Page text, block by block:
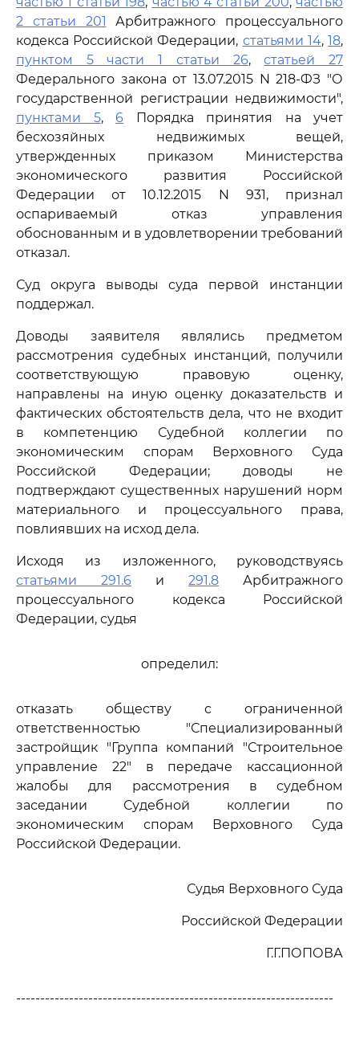
2 статьи 201 Арбитражного процессуального
кодекса Российской Федерации, статьями 14,18,
пунктом 5 части 1 статьи 26,статьей 27
Федерального закона от 13.07.2015 N 218-ФЗ "О
государственной регистрации недвижимости",
пунктами 5, 6 Порядка принятия на учет
бесхозяйных недвижимых вещей,
утвержденных приказом Министерства
экономического развития Российской
Федерации от 10.12.2015 N 931, признал
оспариваемый отказ управления
обоснованным и в удовлетворении требований
отказал.
Суд округа выводы суда первой инстанции
поддержал.
Доводы заявителя являлись предметом
рассмотрения судебных инстанций, получили
соответствующую правовую оценку,
направлены на иную оценку доказательств и
фактических обстоятельств дела, что не входит
в компетенцию Судебной коллегии по
экономическим спорам Верховного Суда
Российской Федерации; доводы не
подтверждают существенных нарушений норм
материального и процессуального права,
повлиявших на исход дела.
Исходя из изложенного, руководствуясь
статьями 291.6 и 291.8 Арбитражного
процессуального кодекса Российской
Федерации, судья
определил:
отказать обществу с ограниченной
ответственностью "Специализированный
застройщик "Группа компаний "Строительное
управление 22" в передаче кассационной
жалобы для рассмотрения в судебном
заседании Судебной коллегии по
экономическим спорам Верховного Суда
Российской Федерации.
Судья Верховного Суда
Российской Федерации
Г.Г.ПОПОВА
------------------------------------------------------------------